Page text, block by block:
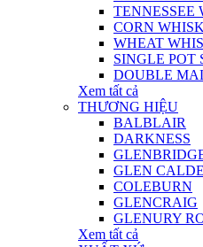
TENNESSEE
CORN
WHEAT
SINGLE POT
DOUBLE
Xem tất cả
THƯƠNG HIỆU
BALBLAIR
DARKNESS
GLEN
COLEBURN
GLENCRAIG
GLENURY
Xem tất cả